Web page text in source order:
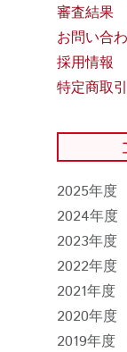
審査結果
お問い合
採用情報
特定商取
2025年度
2024年度
2023年度
2022年度
2021年度
2020年度
2019年度